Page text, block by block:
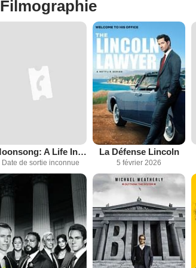
Filmographie
Moonsong: A Life In Seven Verses
Date de sortie inconnue
La Défense Lincoln
5 février 2026